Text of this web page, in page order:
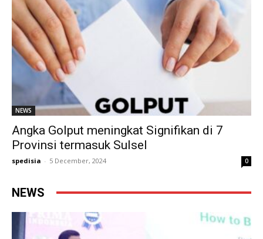
NEWS
Angka Golput meningkat Signifikan di 7
Provinsi termasuk Sulsel
spedisia - 5 December, 2024 0
NEWS